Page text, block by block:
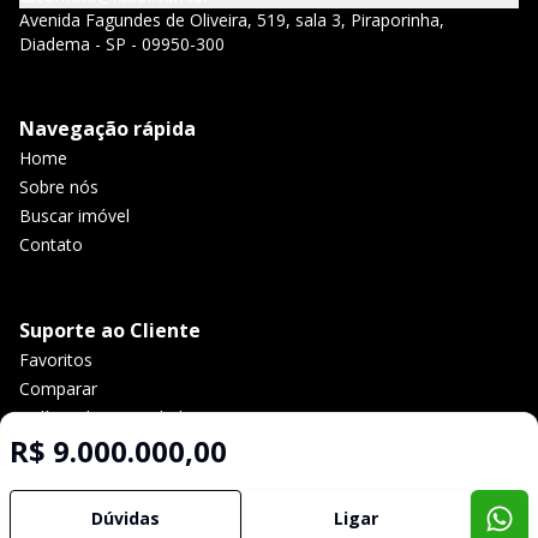
R$ 9.000.000,00
Dúvidas Ligar
Avenida Fagundes de Oliveira, 519, sala 3, Piraporinha,
Diadema - SP - 09950-300
Navegação rápida
Home
Sobre nós
Buscar imóvel
Contato
Suporte ao Cliente
Favoritos
Comparar
Política de privacidade
Imobiliária Certificada:
Selo de Tecnologia Loft